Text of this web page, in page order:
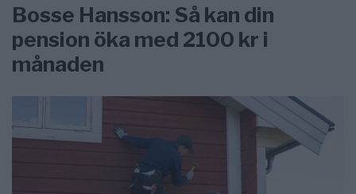
Bosse Hansson: Så kan din
pension öka med 2100 kr i
månaden